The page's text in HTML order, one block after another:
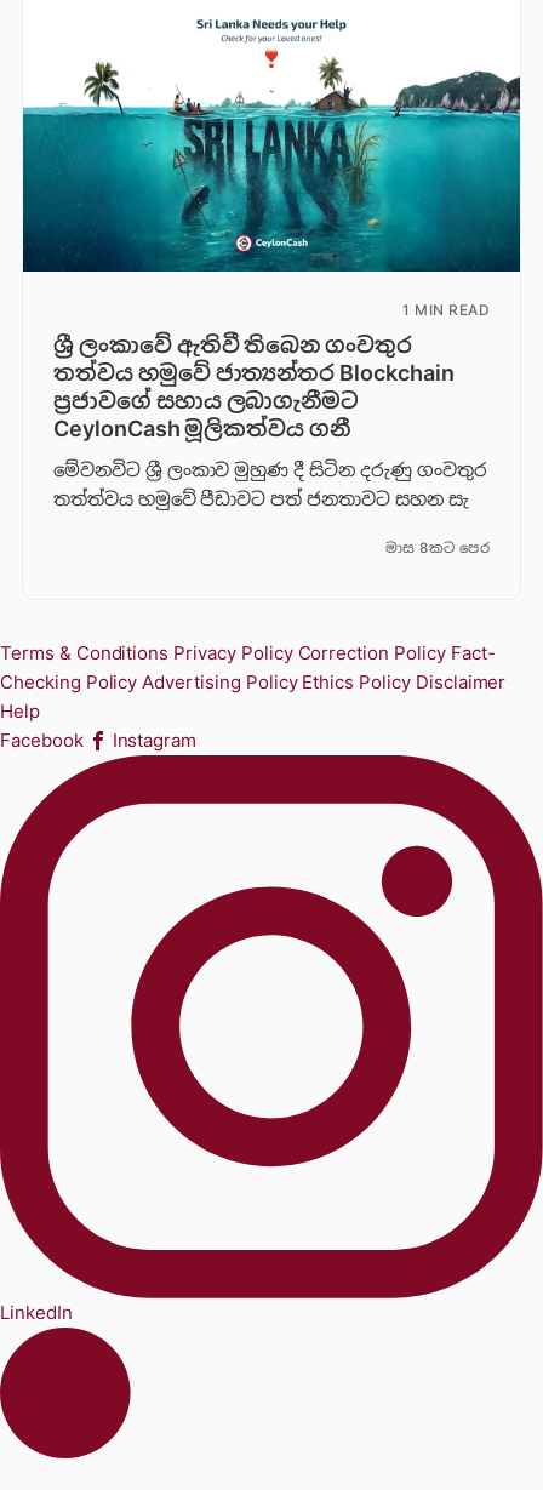
1 MIN READ
ශ්‍රී ලංකාවේ ඇතිවී තිබෙන ගංවතුර
තත්වය හමුවේ ජාත්‍යන්තර Blockchain
ප්‍රජාවගේ සහාය ලබාගැනීමට
CeylonCash මූලිකත්වය ග​නී
මේවනවිට ශ්‍රී ලංකාව මුහුණ දී සිටින දරුණු ගංවතුර
තත්ත්වය හමුවේ පීඩාවට පත් ජනතාවට සහන සැ
මාස 8කට පෙර
Terms & Conditions Privacy Policy Correction Policy Fact-
Checking Policy Advertising Policy Ethics Policy Disclaimer
Help
Facebook
Instagram
LinkedIn